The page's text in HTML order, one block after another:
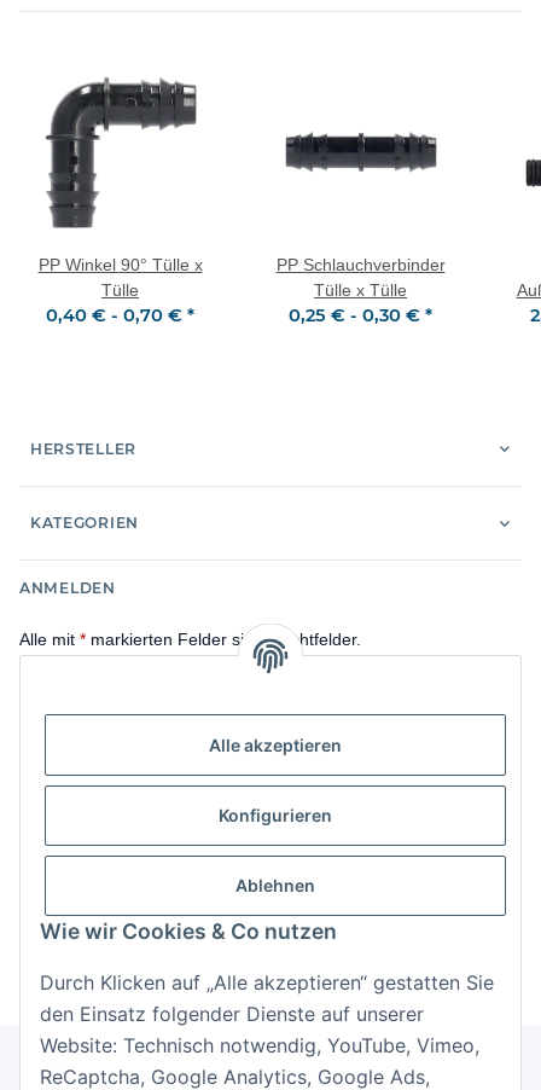
Alle akzeptieren
Konfigurieren
Ablehnen
Wie wir Cookies & Co nutzen
Durch Klicken auf „Alle akzeptieren“ gestatten Sie
den Einsatz folgender Dienste auf unserer
Website: Technisch notwendig, YouTube, Vimeo,
ReCaptcha, Google Analytics, Google Ads,
PP Winkel 90° Tülle x
Tülle
0,40 € - 0,70 € *
PP Schlauchverbinder
Tülle x Tülle
0,25 € - 0,30 € *
HERSTELLER
KATEGORIEN
ANMELDEN
Alle mit * markierten Felder sind Pflichtfelder.
Anmelden
Neu hier? Jetzt registrieren!